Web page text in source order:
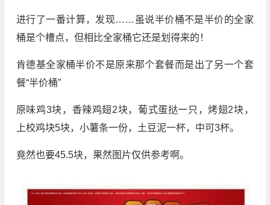
进行了一番计算，发现……虽说半价桶不是半价的全家
桶是个槽点，但相比全家桶它还是划得来的！
肯德基全家桶半价不是原来那个套餐而是出了另一个套
餐“半价桶”
原味鸡3块，香辣鸡翅2块，葡式蛋挞一只，烤翅2块，
上校鸡块5块，小薯条一份，土豆泥一杯，中可3杯。
竟然也要45.5块，果然图片仅供参考啊。